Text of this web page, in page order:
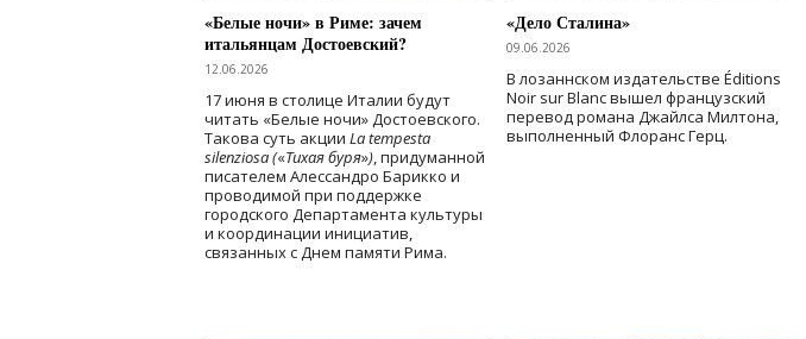
«Белые ночи» в Риме: зачем
итальянцам Достоевский?
12.06.2026
17 июня в столице Италии будут
читать «Белые ночи» Достоевского.
Такова суть акции La tempesta
silenziosa («Тихая буря»), придуманной
писателем Алессандро Барикко и
проводимой при поддержке
городского Департамента культуры
и координации инициатив,
связанных с Днем памяти Рима.
«Дело Сталина»
09.06.2026
В лозаннском издательстве Éditions
Noir sur Blanc вышел французский
перевод романа Джайлса Милтона,
выполненный Флоранс Герц.